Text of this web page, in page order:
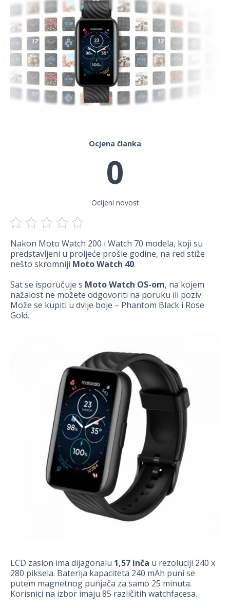
Ocjena članka
0
Ocijeni novost
Nakon Moto Watch 200 i Watch 70 modela, koji su
predstavljeni u proljeće prošle godine, na red stiže
nešto skromniji Moto Watch 40.
Sat se isporučuje s Moto Watch OS-om, na kojem
nažalost ne možete odgovoriti na poruku ili poziv.
Može se kupiti u dvije boje – Phantom Black i Rose
Gold.
LCD zaslon ima dijagonalu 1,57 inča u rezoluciji 240 x
280 piksela. Baterija kapaciteta 240 mAh puni se
putem magnetnog punjača za samo 25 minuta.
Korisnici na izbor imaju 85 različitih watchfacesa.